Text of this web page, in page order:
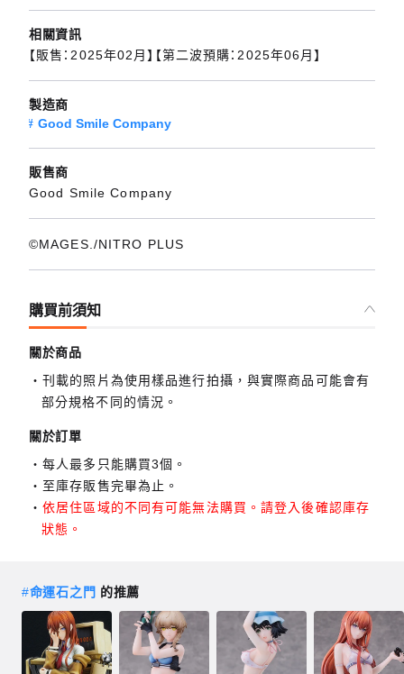
相關資訊
【販售：2025年02月】【第二波預購：2025年06月】
製造商
Good Smile Company
販售商
Good Smile Company
©MAGES./NITRO PLUS
購買前須知
關於商品
刊載的照片為使用樣品進行拍攝，與實際商品可能會有
部分規格不同的情況。
關於訂單
每人最多只能購買3個。
至庫存販售完畢為止。
依居住區域的不同有可能無法購買。請登入後確認庫存
狀態。
#命運石之門 的推薦